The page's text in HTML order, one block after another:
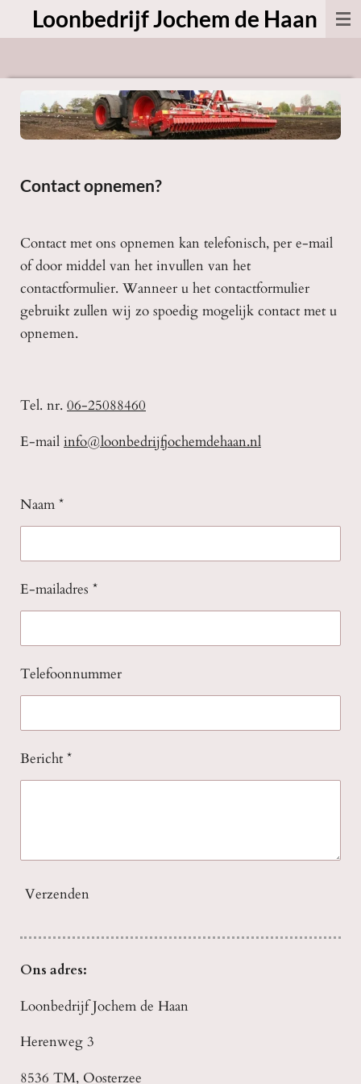
direct
hoofdinhoud
Loonbedrijf Jochem de Haan
Contact opnemen?
Contact met ons opnemen kan telefonisch, per e-mail
of door middel van het invullen van het
contactformulier. Wanneer u het contactformulier
gebruikt zullen wij zo spoedig mogelijk contact met u
opnemen.
Tel. nr. 06-25088460
E-mail info@loonbedrijfjochemdehaan.nl
Naam *
E-mailadres *
Telefoonnummer
Bericht *
Verzenden
Ons adres:
Loonbedrijf Jochem de Haan
Herenweg 3
8536 TM, Oosterzee